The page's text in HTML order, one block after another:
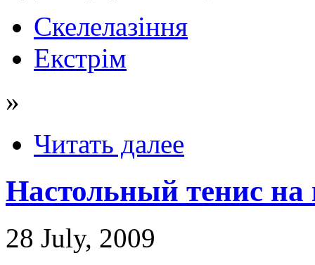
Скелелазіння
Екстрім
»
Читать далее
Настольный тенис
28 July, 2009